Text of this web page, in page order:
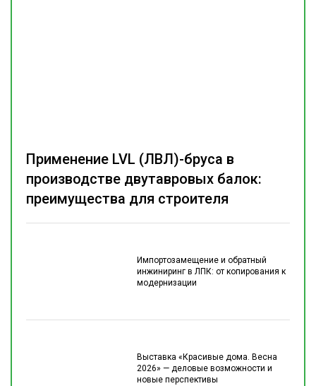
Импортозамещение и обратный
инжиниринг в ЛПК: от копирования к
модернизации
Выставка «Красивые дома. Весна
2026» — деловые возможности и
новые перспективы
Применение LVL (ЛВЛ)-бруса в
производстве двутавровых балок:
преимущества для строителя